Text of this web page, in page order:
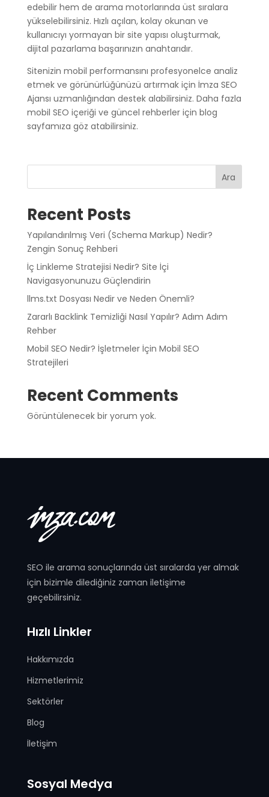
edebilir hem de arama motorlarında üst sıralara
yükselebilirsiniz. Hızlı açılan, kolay okunan ve
kullanıcıyı yormayan bir site yapısı oluşturmak,
dijital pazarlama başarınızın anahtarıdır.
Sitenizin mobil performansını profesyonelce analiz
etmek ve görünürlüğünüzü artırmak için İmza SEO
Ajansı uzmanlığından destek alabilirsiniz. Daha fazla
mobil SEO içeriği ve güncel rehberler için blog
sayfamıza göz atabilirsiniz.
Ara
Recent Posts
Yapılandırılmış Veri (Schema Markup) Nedir?
Zengin Sonuç Rehberi
İç Linkleme Stratejisi Nedir? Site İçi
Navigasyonunuzu Güçlendirin
llms.txt Dosyası Nedir ve Neden Önemli?
Zararlı Backlink Temizliği Nasıl Yapılır? Adım Adım
Rehber
Mobil SEO Nedir? İşletmeler İçin Mobil SEO
Stratejileri
Recent Comments
Görüntülenecek bir yorum yok.
SEO ile arama sonuçlarında üst sıralarda yer almak
için bizimle dilediğiniz zaman iletişime
geçebilirsiniz.
Hızlı Linkler
Hakkımızda
Hizmetlerimiz
Sektörler
Blog
İletişim
Sosyal Medya